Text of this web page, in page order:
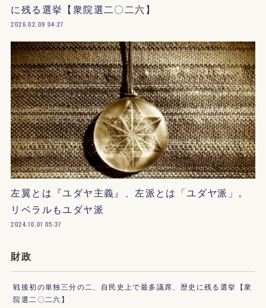
に残る選挙【衆院選二〇二六】
2026.02.09 04:27
左翼とは『ユダヤ主義』、左派とは「ユダヤ派」。
リベラルもユダヤ派
2024.10.01 05:37
財政
戦後初の単独三分の二、自民史上で最多議席、歴史に残る選挙【衆
院選二〇二六】